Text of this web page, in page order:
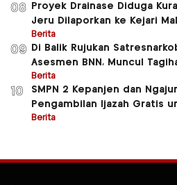
08
Proyek Drainase Diduga
Jeru Dilaporkan ke Kejari
Berita
09
Di Balik Rujukan
Asesmen BNN, Muncul
Berita
10
SMPN 2 Kepanjen dan
Pengambilan Ijazah Gratis
Berita